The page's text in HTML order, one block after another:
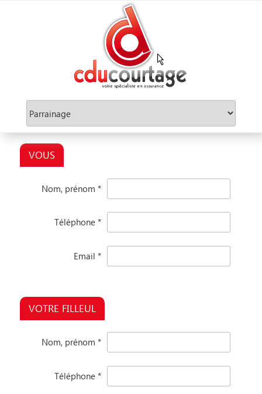
VOUS
Nom, prénom *
Téléphone *
Email *
VOTRE FILLEUL
Nom, prénom *
Téléphone *